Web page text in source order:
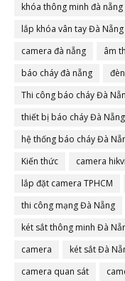
khóa thông minh đà nẵng
lắp khóa vân tay Đà Nẵng
camera đà nẵng
âm
báo cháy đà nẵng
Thi công báo cháy Đà
thiết bị báo cháy Đà Nẵng
hệ thống báo cháy Đà
Kiến thức
camera
lắp đặt camera TPHCM
thi công mạng Đà Nẵng
két sắt thông minh Đà
camera
két sắt Đà
camera quan sát